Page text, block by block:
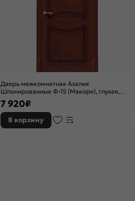
Дверь межкомнатная Азалия
Шпонированные Ф-15 (Макоре), глухая,
каркасно-щитовая
7 920₽
В корзину